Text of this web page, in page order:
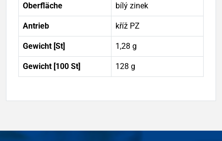
Oberfläche bílý zinek
Antrieb kříž PZ
Gewicht [St] 1,28 g
Gewicht [100 St] 128 g